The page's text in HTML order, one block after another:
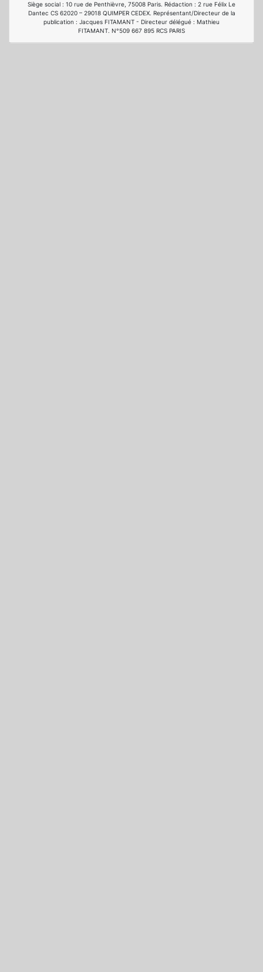
Siège social : 10 rue de Penthièvre, 75008 Paris. Rédaction : 2 rue Félix Le
Dantec CS 62020 – 29018 QUIMPER CEDEX. Représentant/Directeur de la
publication : Jacques FITAMANT - Directeur délégué : Mathieu
FITAMANT. N°509 667 895 RCS PARIS